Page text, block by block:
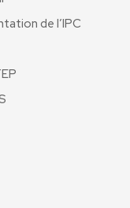
de l’IPC